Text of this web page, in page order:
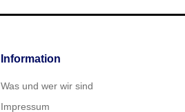
Information
Was und wer wir sind
Impressum